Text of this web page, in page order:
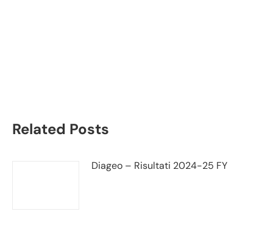
Related Posts
Diageo – Risultati 2024-25 FY